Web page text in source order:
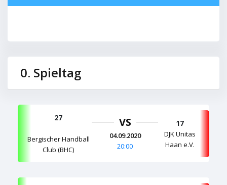
0. Spieltag
27
Bergischer Handball
Club (BHC)
VS
04.09.2020
20:00
17
DJK Unitas
Haan e.V.